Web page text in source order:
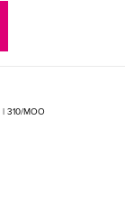
| 310/MOO